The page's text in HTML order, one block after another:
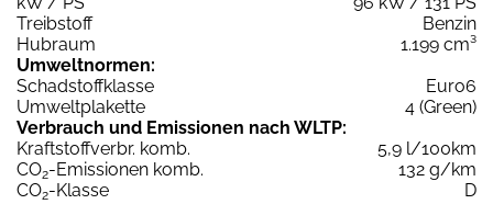
Treibstoff
Benzin
Hubraum
1.199 cm³
Umweltnormen:
Schadstoffklasse
Euro6
Umweltplakette
4 (Green)
Verbrauch und Emissionen nach WLTP:
Kraftstoffverbr. komb.
5,9 l/100km
CO2-Emissionen komb.
132 g/km
CO2-Klasse
D